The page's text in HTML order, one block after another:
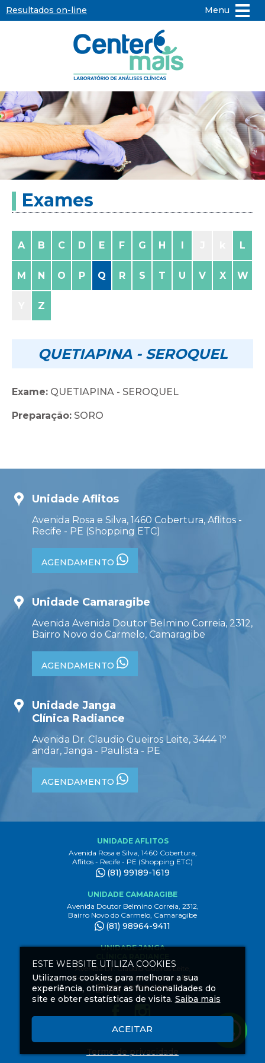
Resultados on-line Menu
Center
Mais
-
Laboratório
Análises
Exames
A B C D E F G H I L
M N O P Q R S T U V X W
Z
QUETIAPINA - SEROQUEL
Exame: QUETIAPINA - SEROQUEL
Preparação: SORO
Unidade Aflitos
Avenida Rosa e Silva, 1460 Cobertura, Aflitos -
Recife - PE (Shopping ETC)
AGENDAMENTO
Unidade Camaragibe
Avenida Avenida Doutor Belmino Correia, 2312,
Bairro Novo do Carmelo, Camaragibe
AGENDAMENTO
Unidade Janga
Clínica Radiance
Avenida Dr. Claudio Gueiros Leite, 3444 1º
andar, Janga - Paulista - PE
AGENDAMENTO
UNIDADE AFLITOS
Avenida Rosa e Silva, 1460 Cobertura,
Aflitos - Recife - PE (Shopping ETC)
(81) 99189-1619
UNIDADE CAMARAGIBE
Avenida Doutor Belmino Correia, 2312,
Bairro Novo do Carmelo, Camaragibe
(81) 98964-9411
UNIDADE JANGA
Avenida Dr. Claudio Gueiros Leite,
3444 1º andar, Janga Paulista - PE
(81) 99189-1619
Criação
de
Sites
Termo de privacidade
ESTE WEBSITE UTILIZA COOKIES
Utilizamos cookies para melhorar a sua
experiência, otimizar as funcionalidades do
site e obter estatísticas de visita. Saiba mais
ACEITAR